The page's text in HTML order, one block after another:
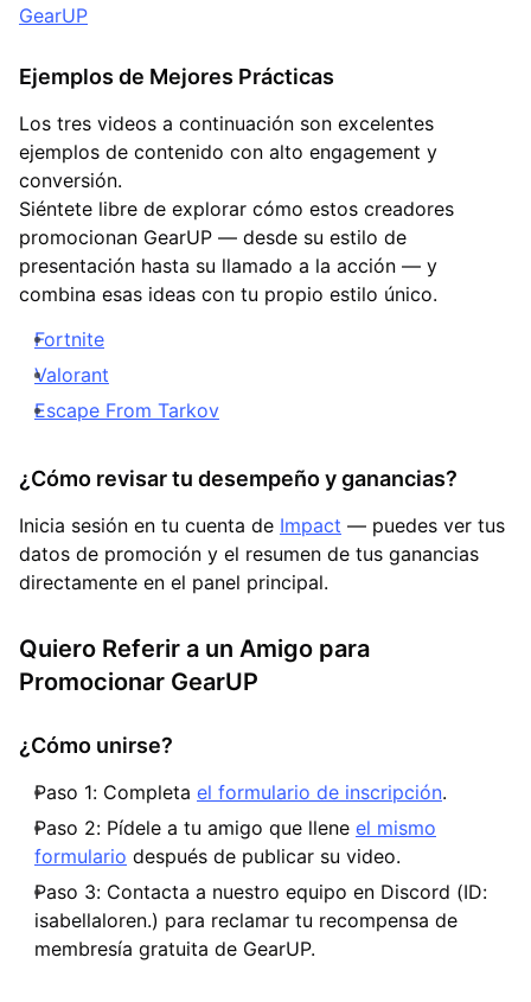
GearUP
Ejemplos de Mejores Prácticas
Los tres videos a continuación son excelentes
ejemplos de contenido con alto engagement y
conversión.
Siéntete libre de explorar cómo estos creadores
promocionan GearUP — desde su estilo de
presentación hasta su llamado a la acción — y
combina esas ideas con tu propio estilo único.
Fortnite
Valorant
Escape From Tarkov
¿Cómo revisar tu desempeño y ganancias?
Inicia sesión en tu cuenta de Impact — puedes ver tus
datos de promoción y el resumen de tus ganancias
directamente en el panel principal.
Quiero Referir a un Amigo para
Promocionar GearUP
¿Cómo unirse?
Paso 1: Completa el formulario de inscripción.
Paso 2: Pídele a tu amigo que llene el mismo
formulario después de publicar su video.
Paso 3: Contacta a nuestro equipo en Discord (ID:
isabellaloren.) para reclamar tu recompensa de
membresía gratuita de GearUP.